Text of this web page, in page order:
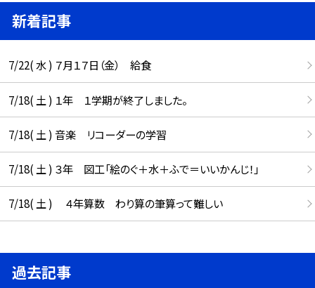
新着記事
7/22( 水 ) ７月１７日（金） 給食
7/18( 土 ) １年 １学期が終了しました。
7/18( 土 ) 音楽 リコーダーの学習
7/18( 土 ) ３年 図工「絵のぐ＋水＋ふで＝いいかんじ！」
7/18( 土 ) ４年算数 わり算の筆算って難しい
過去記事